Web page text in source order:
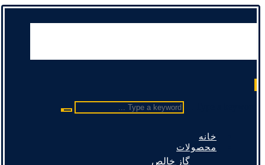
خانه
محصولات
گاز خالص